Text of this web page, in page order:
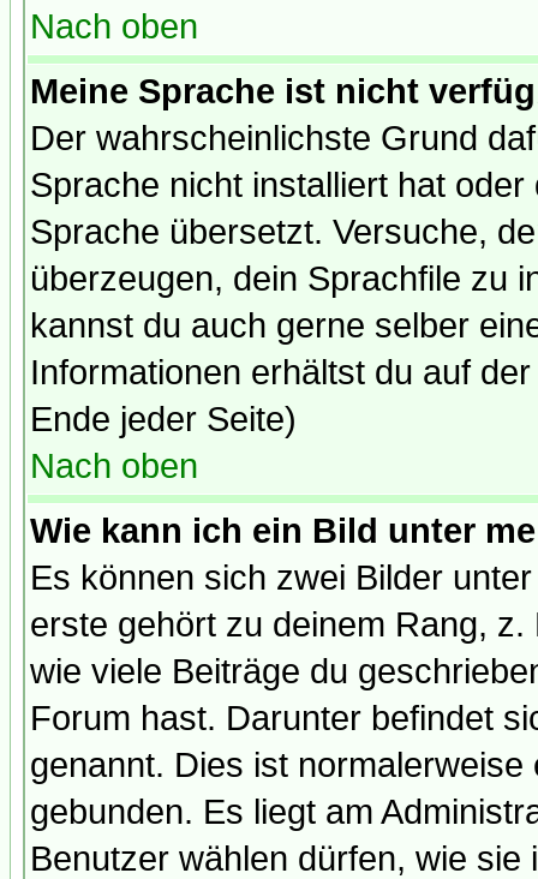
Nach oben
Meine Sprache ist nicht
Der wahrscheinlichste Grund
Sprache nicht installiert hat
Sprache übersetzt. Versuche,
überzeugen, dein Sprachfile zu
kannst du auch gerne selber
Informationen erhältst du auf
Ende jeder Seite)
Nach oben
Wie kann ich ein Bild unter
Es können sich zwei Bilder
erste gehört zu deinem Rang,
wie viele Beiträge du
Forum hast. Darunter befindet
genannt. Dies ist
gebunden. Es liegt am
Benutzer wählen dürfen, wie